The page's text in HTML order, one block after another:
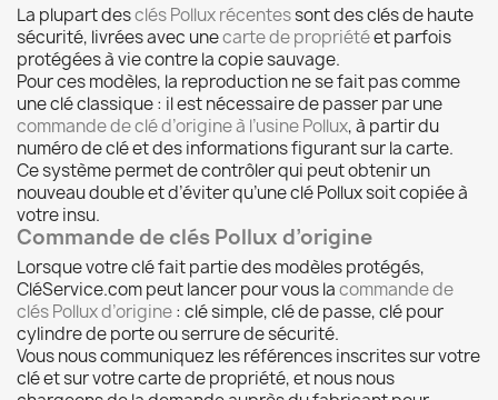
La plupart desclés Pollux récentessont des clés de haute
sécurité, livrées avec unecarte de propriétéet parfois
protégées à vie contre la copie sauvage.
Pour ces modèles, la reproduction ne se fait pas comme
une clé classique : il est nécessaire de passer par une
commande de clé d’origine à l’usine Pollux, à partir du
numéro de clé et des informations figurant sur la carte.
Ce système permet de contrôler qui peut obtenir un
nouveau double et d’éviter qu’une clé Pollux soit copiée à
votre insu.
Commande de clés Pollux d’origine
Lorsque votre clé fait partie des modèles protégés,
CléService.com peut lancer pour vous lacommande de
clés Pollux d’origine: clé simple, clé de passe, clé pour
cylindre de porte ou serrure de sécurité.
Vous nous communiquez les références inscrites sur votre
clé et sur votre carte de propriété, et nous nous